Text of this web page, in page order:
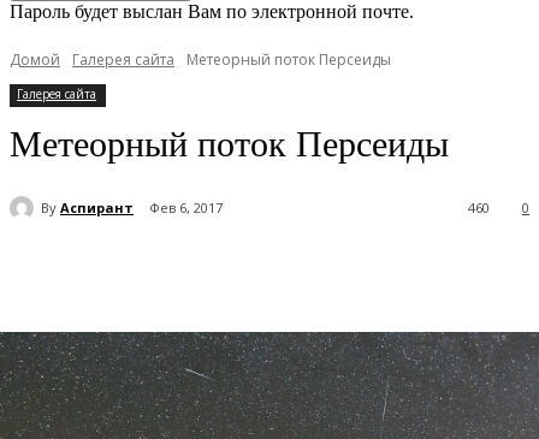
Пароль будет выслан Вам по электронной почте.
Домой Галерея сайта Метеорный поток Персеиды
Галерея сайта
Метеорный поток Персеиды
By Аспирант Фев 6, 2017 0
460